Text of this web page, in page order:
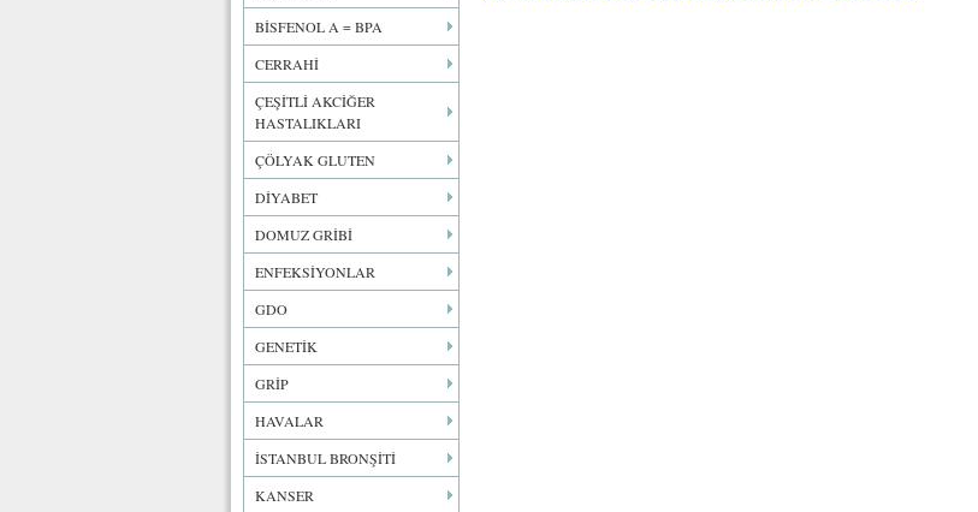
BİSFENOL A = BPA
CERRAHİ
ÇEŞİTLİ AKCİĞER
HASTALIKLARI
ÇÖLYAK GLUTEN
DİYABET
DOMUZ GRİBİ
ENFEKSİYONLAR
GDO
GENETİK
GRİP
HAVALAR
İSTANBUL BRONŞİTİ
KANSER